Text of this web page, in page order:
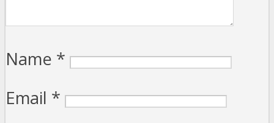
Name *
Email *